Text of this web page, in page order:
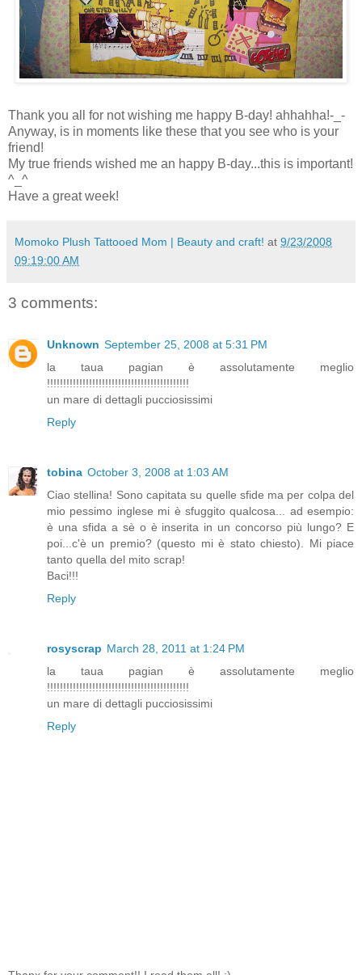
Thank you all for not wishing me happy B-day! ahhahha!-_-
Anyway, is in moments like these that you see who is your
friend!
My true friends wished me an happy B-day...this is important!
^_^
Have a great week!
Momoko Plush Tattooed Mom | Beauty and craft! at 9/23/2008
09:19:00 AM
3 comments:
Unknown September 25, 2008 at 5:31 PM
la taua pagian è assolutamente meglio
!!!!!!!!!!!!!!!!!!!!!!!!!!!!!!!!!!!!!!!!!!!!
un mare di dettagli pucciosissimi
Reply
tobina October 3, 2008 at 1:03 AM
Ciao stellina! Sono capitata su quelle sfide ma per colpa del
mio pessimo inglese mi è sfuggito qualcosa... ad esempio:
è una sfida a sè o è inserita in un concorso più lungo? E
poi...c'è un premio? (questo mi è stato chiesto). Mi piace
tanto quella del mito scrap!
Baci!!!
Reply
rosyscrap March 28, 2011 at 1:24 PM
la taua pagian è assolutamente meglio
!!!!!!!!!!!!!!!!!!!!!!!!!!!!!!!!!!!!!!!!!!!!
un mare di dettagli pucciosissimi
Reply